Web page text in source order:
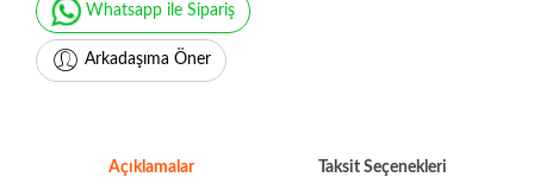
Whatsapp ile Sipariş
Arkadaşıma Öner
Açıklamalar Taksit Seçenekleri